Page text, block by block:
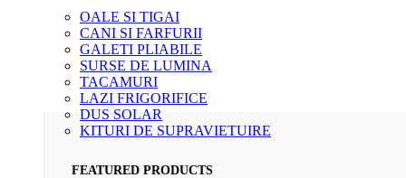
OALE SI TIGAI
CANI SI FARFURII
GALETI PLIABILE
SURSE DE LUMINA
TACAMURI
LAZI FRIGORIFICE
DUS SOLAR
KITURI DE SUPRAVIETUIRE
FEATURED PRODUCTS